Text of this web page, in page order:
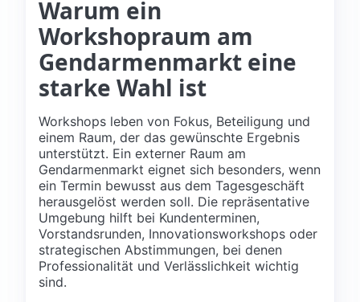
Warum ein
Workshopraum am
Gendarmenmarkt eine
starke Wahl ist
Workshops leben von Fokus, Beteiligung und
einem Raum, der das gewünschte Ergebnis
unterstützt. Ein externer Raum am
Gendarmenmarkt eignet sich besonders, wenn
ein Termin bewusst aus dem Tagesgeschäft
herausgelöst werden soll. Die repräsentative
Umgebung hilft bei Kundenterminen,
Vorstandsrunden, Innovationsworkshops oder
strategischen Abstimmungen, bei denen
Professionalität und Verlässlichkeit wichtig
sind.